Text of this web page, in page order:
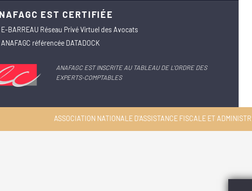
EST CERTIFIÉE
E-BARREAU Réseau Privé Virtuel des Avocats
ANAFAGC référencée DATADOCK
ANAFAGC EST INSCRITE AU TABLEAU DE L'ORDRE DES
EXPERTS-COMPTABLES
ASSOCIATION NATIONALE D'ASSISTANCE FISCALE ET